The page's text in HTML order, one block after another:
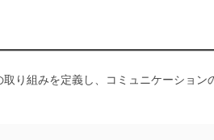
り組みを定義し、コミュニケーショ